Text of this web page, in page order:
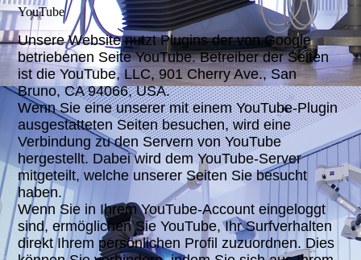
YouTube
Unsere Website nutzt Plugins der von Google
betriebenen Seite YouTube. Betreiber der Seiten
ist die YouTube, LLC, 901 Cherry Ave., San
Bruno, CA 94066, USA.
Wenn Sie eine unserer mit einem YouTube-Plugin
ausgestatteten Seiten besuchen, wird eine
Verbindung zu den Servern von YouTube
hergestellt. Dabei wird dem YouTube-Server
mitgeteilt, welche unserer Seiten Sie besucht
haben.
Wenn Sie in Ihrem YouTube-Account eingeloggt
sind, ermöglichen Sie YouTube, Ihr Surfverhalten
direkt Ihrem persönlichen Profil zuzuordnen. Dies